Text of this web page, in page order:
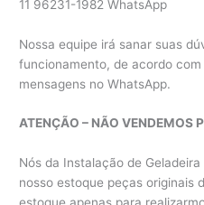
11 96231-1982 WhatsApp
Nossa equipe irá sanar suas
funcionamento, de acordo
mensagens no WhatsApp.
ATENÇÃO – NÃO VENDEMOS
Nós da Instalação de
nosso estoque peças originais